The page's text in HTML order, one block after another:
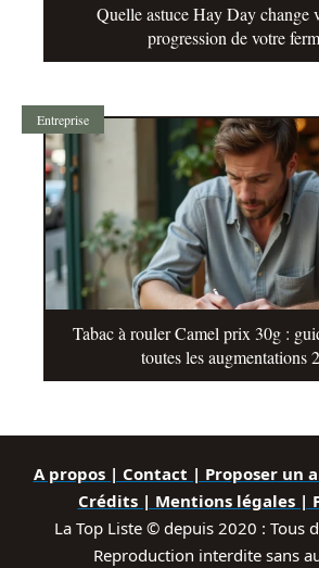
Quelle astuce Hay Day change
progression de votre
Entreprise
Tabac à rouler Camel prix 30g :
toutes les augmentations
A propos | Contact | Proposer un
Crédits | Mentions légales |
La Top Liste © depuis 2020 : Tous
Reproduction interdite sans